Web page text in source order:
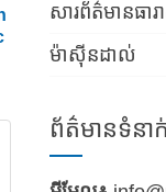
ក្រោម ហើយធ្លាក់ចូល
បន្ទាប់មកជំរុ
ាប់រំកិល។
នកាត់។ ទីបំផុតភាពត
សារព័ត៌មានធារ
ម៉ាស៊ីនដាល់
ព័ត៌មានទំនា